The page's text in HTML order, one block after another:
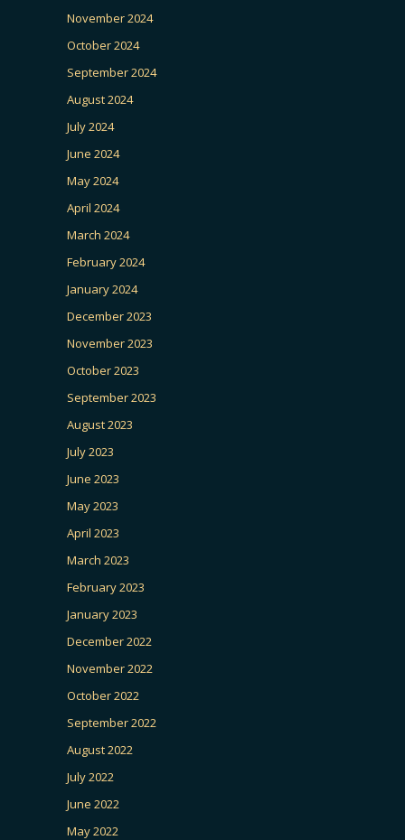
November 2024
October 2024
September 2024
August 2024
July 2024
June 2024
May 2024
April 2024
March 2024
February 2024
January 2024
December 2023
November 2023
October 2023
September 2023
August 2023
July 2023
June 2023
May 2023
April 2023
March 2023
February 2023
January 2023
December 2022
November 2022
October 2022
September 2022
August 2022
July 2022
June 2022
May 2022